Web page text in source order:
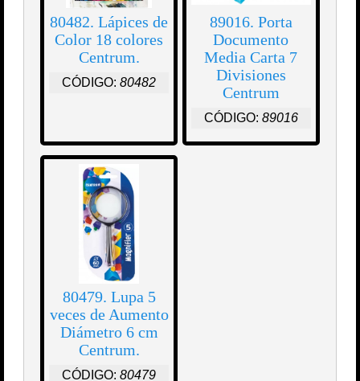
80482. Lápices de
Color 18 colores
Centrum.
CÓDIGO: 80482
89016. Porta
Documento
Media Carta 7
Divisiones
Centrum
CÓDIGO: 89016
80479. Lupa 5
veces de Aumento
Diámetro 6 cm
Centrum.
CÓDIGO: 80479